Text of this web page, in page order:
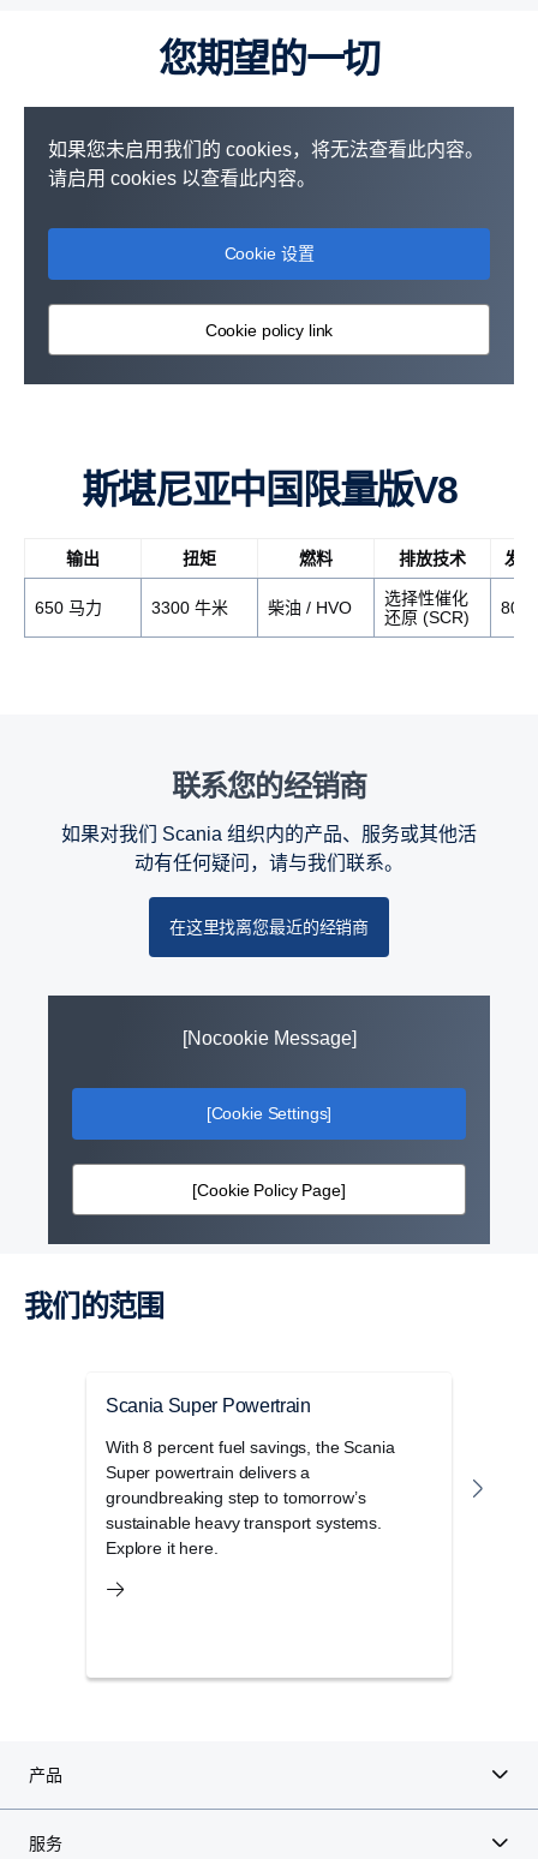
您期望的一切
如果您未启用我们的 cookies，将无法查看此内容。
请启用 cookies 以查看此内容。
Cookie 设置
Cookie policy link
斯堪尼亚中国限量版V8
输出 扭矩 燃料 排放技术 发
650 马力 3300 牛米 柴油 / HVO
选择性催化
还原 (SCR)
800
联系您的经销商
如果对我们 Scania 组织内的产品、服务或其他活
动有任何疑问，请与我们联系。
在这里找离您最近的经销商
[Nocookie Message]
[Cookie Settings]
[Cookie Policy Page]
我们的范围
Scania Super Powertrain
With 8 percent fuel savings, the Scania
Super powertrain delivers a
groundbreaking step to tomorrow’s
sustainable heavy transport systems.
Explore it here.
产品
服务